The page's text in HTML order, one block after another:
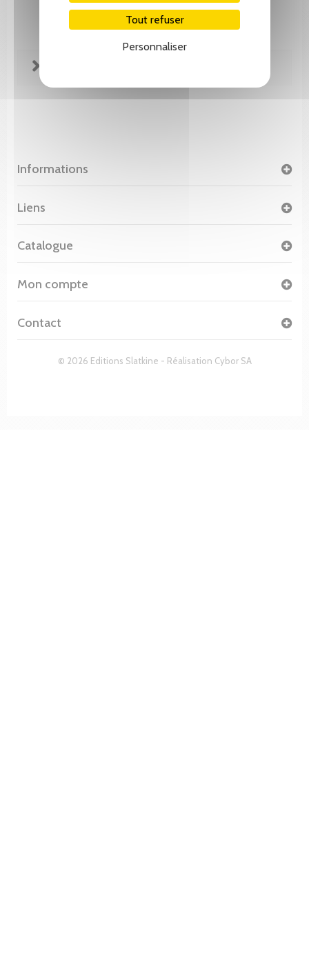
Tout refuser
Personnaliser
Informations
© 2026 Editions Slatkine - Réalisation Cybor SA
Liens
Catalogue
Mon compte
Contact